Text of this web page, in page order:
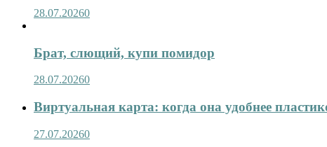
28.07.20260
Брат, слющий, купи помидор
28.07.20260
Виртуальная карта: когда она удобнее
27.07.20260